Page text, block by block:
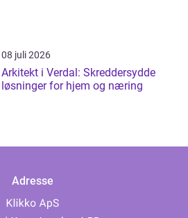
08 juli 2026
Arkitekt i Verdal: Skreddersydde
løsninger for hjem og næring
Adresse